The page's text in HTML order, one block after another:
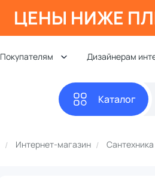
ЦЕНЫ НИЖЕ
Покупателям Дизайнерам
Каталог
Интернет-магазин Сантехника